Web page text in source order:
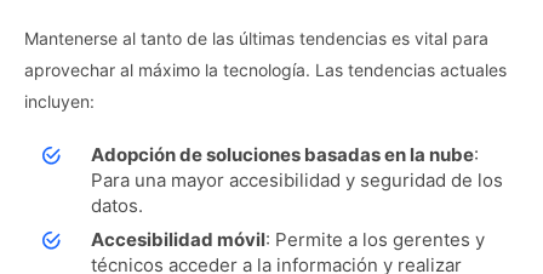
Mantenerse al tanto de las últimas tendencias es vital para
aprovechar al máximo la tecnología. Las tendencias actuales
incluyen:
Adopción de soluciones basadas en la nube:
Para una mayor accesibilidad y seguridad de los
datos.
Accesibilidad móvil: Permite a los gerentes y
técnicos acceder a la información y realizar